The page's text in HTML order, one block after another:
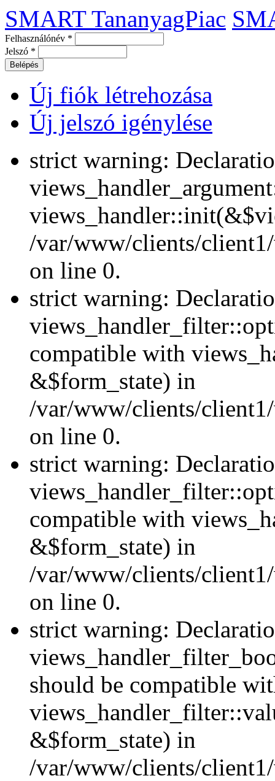
SMART TananyagPiac
Felhasználónév *
Jelszó *
Új fiók létrehozása
Új jelszó igénylése
strict warning:
/var/www/clients/
on line 0.
strict warning:
compatible with
&$form_state) in
/var/www/clients/
on line 0.
strict warning:
compatible with
&$form_state) in
/var/www/clients/
on line 0.
strict warning:
should be compatible
&$form_state) in
/var/www/clients/